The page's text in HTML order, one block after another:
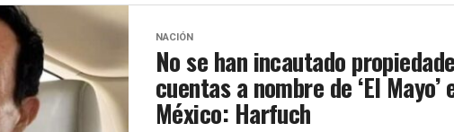
NACIÓN
No se han incautado
cuentas a nombre de ‘El Mayo’
México: Harfuch